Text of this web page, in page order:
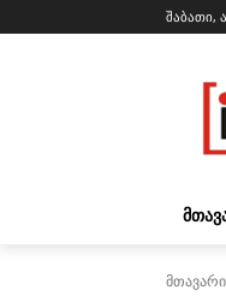
შაბათი,
მთავარი